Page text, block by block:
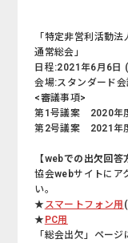
「特定非営利活動
通常総会」
日程:2021年6月6
会場:スタンダード
<審議事項>
第1号議案
第2号議案 2021年
【webでの出欠回答
協会webサイトにア
い。
★ スマートフォン用
★ PC用
「総会出欠」ペー